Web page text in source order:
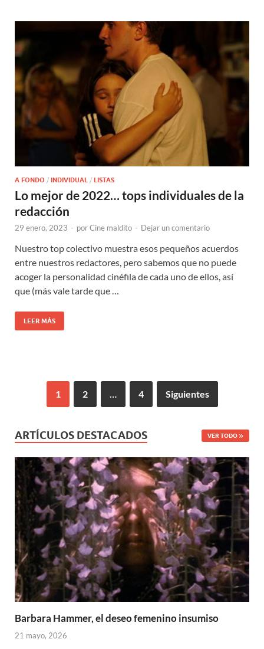
A FONDO / INDIVIDUAL / LISTAS
Lo mejor de 2022… tops individuales de la
redacción
29 enero, 2023 - porCine maldito - Dejar un comentario
Nuestro top colectivo muestra esos pequeños acuerdos
entre nuestros redactores, pero sabemos que no puede
acoger la personalidad cinéfila de cada uno de ellos, así
que (más vale tarde que …
LEER MÁS
1 2 4 Siguientes
ARTÍCULOS DESTACADOS VER TODO
Barbara Hammer, el deseo femenino insumiso
21 mayo, 2026